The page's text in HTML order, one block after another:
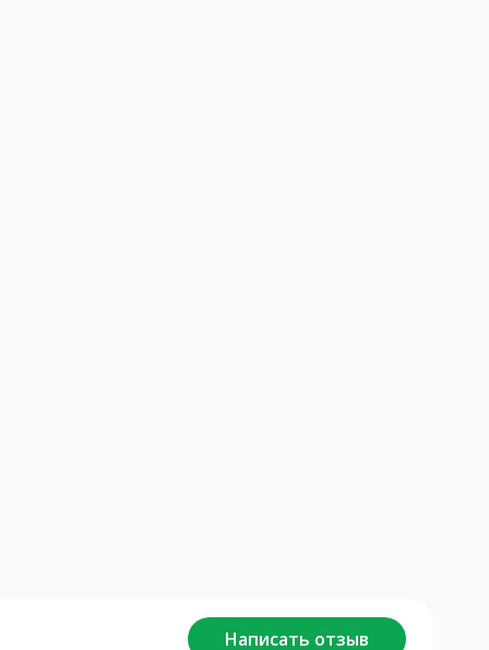
Написать отзыв